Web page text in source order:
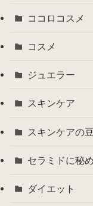
ココロコスメ
コスメ
ジュエラー
スキンケア
スキンケアの
セラミドに秘
ダイエット